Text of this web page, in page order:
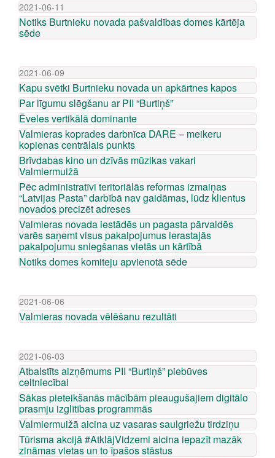
2021-06-11
Notiks Burtnieku novada pašvaldības domes kārtēja
sēde
2021-06-09
Kapu svētki Burtnieku novada un apkārtnes kapos
Par līgumu slēgšanu ar PII “Burtiņš”
Ēveles vertikālā dominante
Valmieras koprades darbnīca DARE – meikeru
kopienas centrālais punkts
Brīvdabas kino un dzīvās mūzikas vakari
Valmiermuižā
Pēc administratīvi teritoriālās reformas izmaiņas
“Latvijas Pasta” darbībā nav gaidāmas, lūdz klientus
novados precizēt adreses
Valmieras novada iestādēs un pagasta pārvaldēs
varēs saņemt visus pakalpojumus ierastajās
pakalpojumu sniegšanas vietās un kārtībā
Notiks domes komiteju apvienotā sēde
2021-06-06
Valmieras novada vēlēšanu rezultāti
2021-06-03
Atbalstīts aizņēmums PII “Burtiņš” piebūves
celtniecībai
Sākas pieteikšanās mācībām pieaugušajiem digitālo
prasmju izglītības programmās
Valmiermuižā aicina uz vasaras saulgriežu tirdziņu
Tūrisma akcijā #AtklājVidzemi aicina iepazīt mazāk
zināmas vietas un to īpašos stāstus